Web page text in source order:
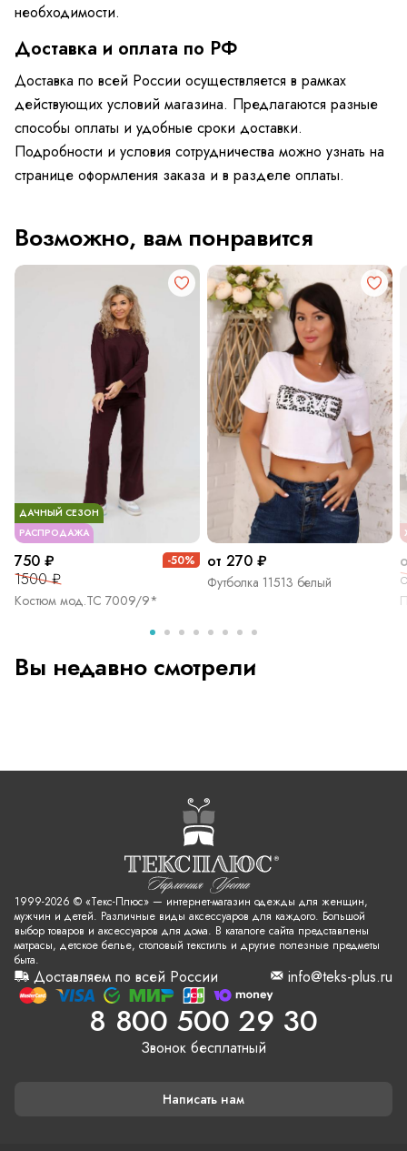
необходимости.
Доставка и оплата по РФ
Доставка по всей России осуществляется в рамках
действующих условий магазина. Предлагаются разные
способы оплаты и удобные сроки доставки.
Подробности и условия сотрудничества можно узнать на
странице оформления заказа и в разделе оплаты.
Возможно, вам понравится
ДАЧНЫЙ СЕЗОН
РАСПРОДАЖА
750 ₽
1500 ₽
-50%
Костюм мод.ТС 7009/9*
от 270 ₽
Футболка 11513 белый
Вы недавно смотрели
1999-2026 © «Текс-Плюс» — интернет-магазин одежды для женщин,
мужчин и детей. Различные виды аксессуаров для каждого. Большой
выбор товаров и аксессуаров для дома. В каталоге сайта представлены
матрасы, детское белье, столовый текстиль и другие полезные предметы
быта.
Доставляем по всей России info@teks-plus.ru
8 800 500 29 30
Звонок бесплатный
Написать нам